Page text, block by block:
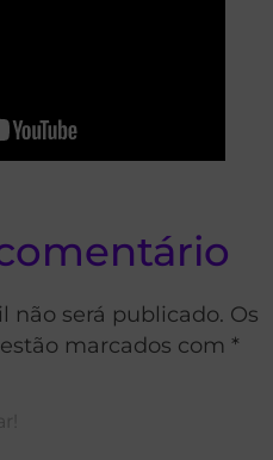
não será publicado. Os
marcados com *